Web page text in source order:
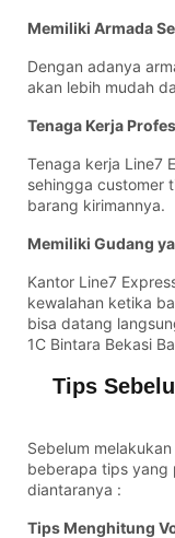
Memiliki Armada
Dengan adanya
akan lebih mudah
Tenaga Kerja
Tenaga kerja Line7
sehingga customer
barang kirimannya.
Memiliki Gudang
Kantor Line7
kewalahan ketika
bisa datang
1C Bintara Bekasi
Tips
Sebelum
beberapa tips yang
diantaranya :
Tips Menghitung